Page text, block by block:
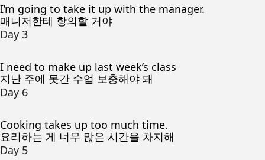
I’m going to take it up with the manager.
매니저한테 항의할 거야
Day 3
I need to make up last week’s class
지난 주에 못간 수업 보충해야 돼
Day 6
Cooking takes up too much time.
요리하는 게 너무 많은 시간을 차지해
Day 5